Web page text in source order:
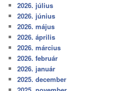
2026. július
2026. június
2026. május
2026. április
2026. március
2026. február
2026. január
2025. december